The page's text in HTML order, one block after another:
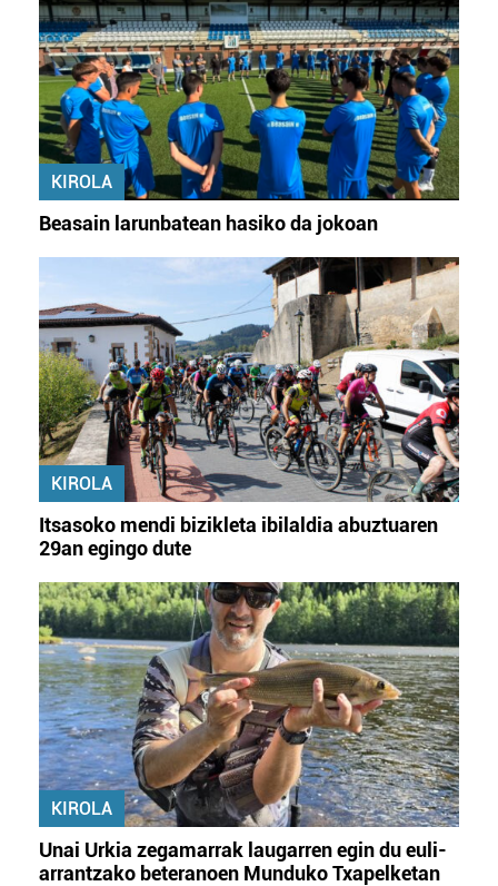
KIROLA
Beasain larunbatean hasiko da jokoan
KIROLA
Itsasoko mendi bizikleta ibilaldia abuztuaren
29an egingo dute
KIROLA
Unai Urkia zegamarrak laugarren egin du euli-
arrantzako beteranoen Munduko Txapelketan